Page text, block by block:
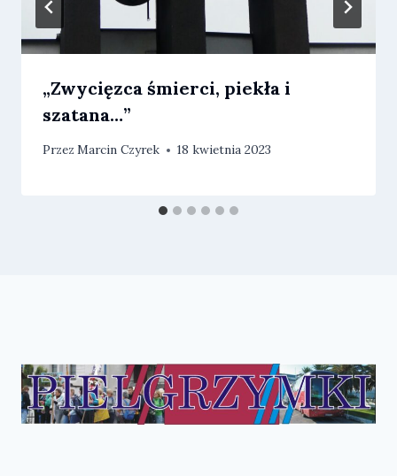
„Zwycięzca śmierci, piekła i
szatana…”
Przez Marcin Czyrek 18 kwietnia 2023